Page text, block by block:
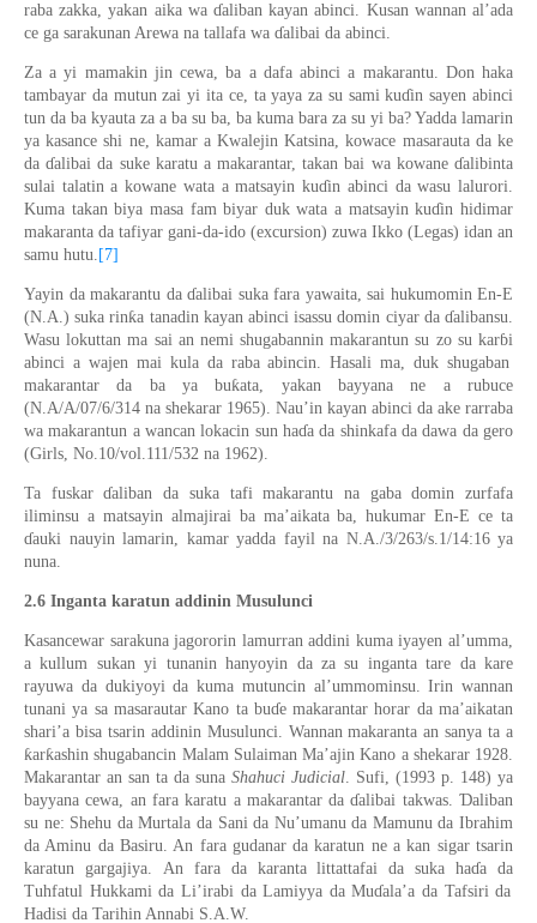
raba zakka, yakan aika wa ɗaliban kayan abinci. Kusan wannan al’ada
ce ga sarakunan Arewa na tallafa wa ɗalibai da abinci.
Za a yi mamakin jin cewa, ba a dafa abinci a makarantu. Don haka
tambayar da mutun zaiyi ita ce, ta yaya za su sami kuɗin sayen abinci
tun da ba kyauta za a ba su ba, ba kuma bara za su yi ba? Yadda lamarin
ya kasance shi ne, kamar a Kwalejin Katsina, kowace masarauta da ke
daɗalibai da suke karatu a makarantar, takan bai wakowaneɗalibinta
sulai talatina kowane wata a matsayin kuɗin abinci da wasu lalurori.
Kuma takanbiya masa fam biyar duk wata a matsayin kuɗin hidimar
makaranta da tafiyar gani-da-ido (excursion) zuwa Ikko (Legas) idan an
samu hutu. [7]
Yayin da makarantu da ɗalibai suka fara yawaita, sai hukumomin En-E
(N.A.) suka rinƙa tanadin kayan abinci isassu domin ciyar daɗalibansu.
Wasu lokuttan ma sai an nemi shugabannin makarantun su zo su karɓi
abinci a wajen mai kula da raba abincin. Hasali ma, duk shugaban
makarantar da ba ya buƙata, yakan bayyana ne a rubuce
(N.A/A/07/6/314 na shekarar 1965). Nau’in kayan abinci da ake rarraba
wa makarantun a wancan lokacin sunhaɗa da shinkafa da dawa da gero
(Girls, No.10/vol.111/532 na 1962).
Ta fuskarɗaliban da suka tafi makarantu na
gaba domin zurfafa
iliminsu a matsayin almajirai ba ma’aikata ba, hukumar En-E ce ta
ɗauki nauyin lamarin, kamar yadda fayil na N.A./3/263/s.1/14:16 ya
nuna.
2.6 Inganta karatun addinin Musulunci
Kasancewar sarakuna jagororin lamurran addini kuma iyayen al’umma,
a kullum sukan yi tunanin hanyoyin da za su inganta tare da kare
rayuwa da dukiyoyi da kuma mutuncin al’ummominsu. Irin wannan
tunani ya sa masarautar Kano ta buɗe makarantar horar da ma’aikatan
shari’a bisa tsarin addinin Musulunci. Wannan makaranta an sanya ta a
ƙarƙashin shugabancin Malam Sulaiman Ma’ajin Kano a shekarar 1928.
Makarantar an san ta da suna Shahuci Judicial. Sufi, (1993 p. 148) ya
bayyana cewa, an fara karatu a makarantardaɗalibai takwas.Ɗaliban
su ne: Shehu da Murtala da Sani da Nu’umanu da Mamunu da Ibrahim
da Aminu da Basiru. An fara gudanar da karatun ne a kan sigar tsarin
karatun gargajiya.
An fara da karanta littattafai da suka haɗa da
Tuhfatul Hukkami da Li’irabi da Lamiyya da Muɗala’a da Tafsiri da
Hadisi da Tarihin Annabi S.A.W.